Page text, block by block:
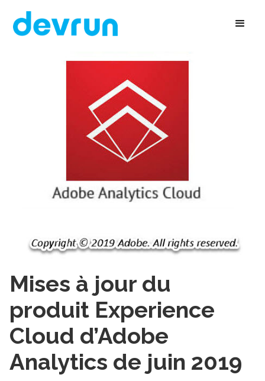
Mises à jour du
produit Experience
Cloud d’Adobe
Analytics de juin 2019